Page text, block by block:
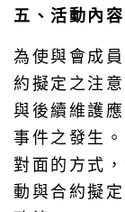
五、活動內容
為使與會成
約擬定之注
與後續維護
事件之發生
對面的方式
動與合約擬